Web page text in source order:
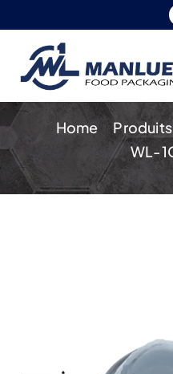
k
t
o
c
Home Produits